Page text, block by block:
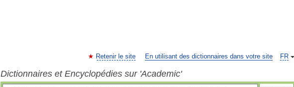
FR
Retenir le site En utilisant des dictionnaires dans votre site
Dictionnaires et Encyclopédies sur 'Academic'